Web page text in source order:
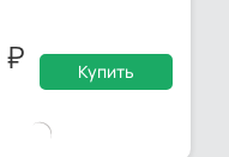
Купить